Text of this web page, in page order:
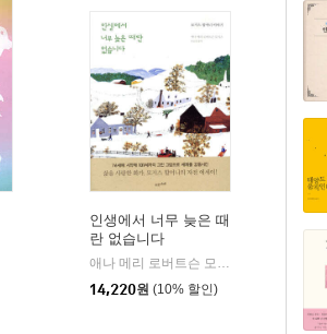
인생에서 너무 늦은 때
란 없습니다
애나 메리 로버트슨 모지스 저/류승경 역
14,220원 (10% 할인)